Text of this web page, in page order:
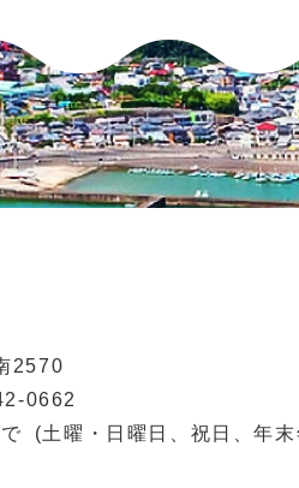
2570
0662
(土曜・日曜日、祝日、年